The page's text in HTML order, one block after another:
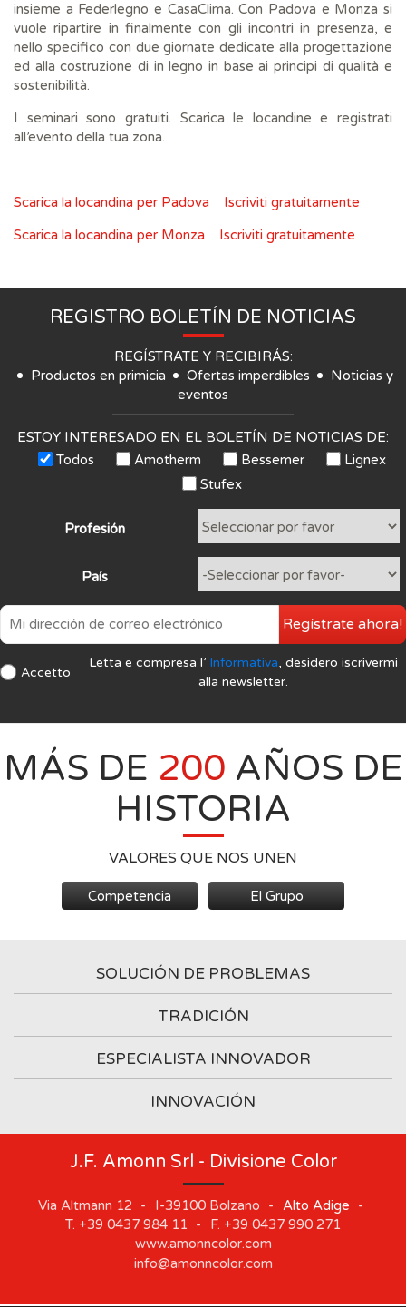
insieme a Federlegno e CasaClima. Con Padova e Monza si
vuole ripartire in finalmente con gli incontri in presenza, e
nello specifico con due giornate dedicate alla progettazione
ed alla costruzione di in legno in base ai principi di qualità e
sostenibilità.
I seminari sono gratuiti. Scarica le locandine e registrati
all’evento della tua zona.
Scarica la locandina per Padova
Iscriviti gratuitamente
Scarica la locandina per Monza
Iscriviti gratuitamente
REGISTRO BOLETÍN DE NOTICIAS
REGÍSTRATE Y RECIBIRÁS:
Productos en primicia
Ofertas imperdibles
Noticias y
eventos
ESTOY INTERESADO EN EL BOLETÍN DE NOTICIAS DE:
Todos
Amotherm Bessemer
Lignex
Stufex
Profesión
País
Accetto
Letta e compresa l’ Informativa, desidero iscrivermi
alla newsletter.
Regístrate ahora!
MÁS DE 200 AÑOS DE
HISTORIA
VALORES QUE NOS UNEN
Competencia El Grupo
SOLUCIÓN DE PROBLEMAS
TRADICIÓN
ESPECIALISTA INNOVADOR
INNOVACIÓN
J.F. Amonn Srl - Divisione Color
Via Altmann 12 - I-39100 Bolzano - Alto Adige
-
T. +39 0437 984 11 - F. +39 0437 990 271
www.amonncolor.com
info@amonncolor.com